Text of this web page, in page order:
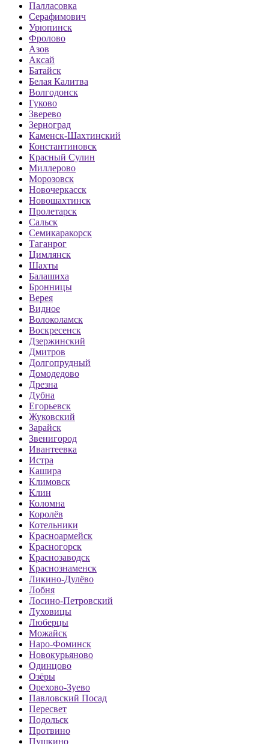
Палласовка
Серафимович
Урюпинск
Фролово
Азов
Аксай
Батайск
Белая Калитва
Волгодонск
Гуково
Зверево
Зерноград
Каменск-Шахтинский
Константиновск
Красный Сулин
Миллерово
Морозовск
Новочеркасск
Новошахтинск
Пролетарск
Сальск
Семикаракорск
Таганрог
Цимлянск
Шахты
Балашиха
Бронницы
Верея
Видное
Волоколамск
Воскресенск
Дзержинский
Дмитров
Долгопрудный
Домодедово
Дрезна
Дубна
Егорьевск
Жуковский
Зарайск
Звенигород
Ивантеевка
Истра
Кашира
Климовск
Клин
Коломна
Королёв
Котельники
Красноармейск
Красногорск
Краснозаводск
Краснознаменск
Ликино-Дулёво
Лобня
Лосино-Петровский
Луховицы
Люберцы
Можайск
Наро-Фоминск
Новокурьяново
Одинцово
Озёры
Орехово-Зуево
Павловский Посад
Пересвет
Подольск
Протвино
Пушкино